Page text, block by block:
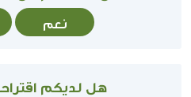
نعم
هل لديكم